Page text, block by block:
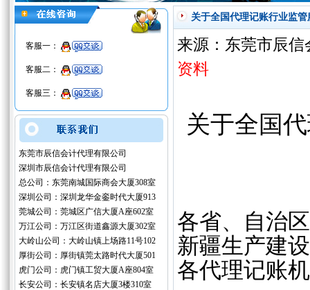
客服一：
客服二：
客服三：
东莞市辰信会计代理有限公司
深圳市辰信会计代理有限公司
总公司：东莞南城国际商会大厦308室
深圳公司：深圳龙华金銮时代大厦913
莞城公司：莞城区广信大厦A座602室
万江公司：万江区街道鑫源大厦302室
大岭山公司：大岭山镇上场路11号102
厚街公司：厚街镇莞太路时代大厦501
虎门公司：虎门镇工贸大厦A座804室
长安公司：长安镇名店大厦3楼310室
关于全国代理记账行业监
来源：东莞市辰
资料
关于全国
各省、自治
新疆生产建
各代理记账